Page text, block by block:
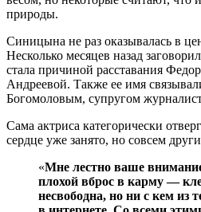
природы.
Синицына не раз оказывалась в
Несколько месяцев назад
стала причиной расставания
Андреевой. Также ее имя
Богомоловым, супругом
Сама актриса категорически
сердце уже занято, но совсем
«Мне лестно ваше
плохой вброс в карму —
несвободна, но ни с кем из